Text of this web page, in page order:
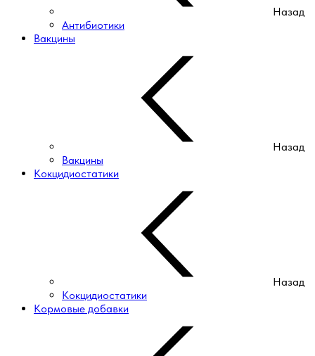
Назад
Антибиотики
Вакцины
Назад
Вакцины
Кокцидиостатики
Назад
Кокцидиостатики
Кормовые добавки